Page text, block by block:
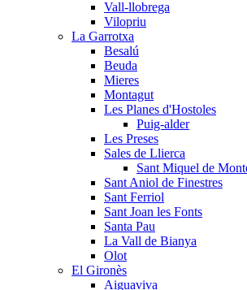
Vall-llobrega
Vilopriu
La Garrotxa
Besalú
Beuda
Mieres
Montagut
Les Planes d'Hostoles
Puig-alder
Les Preses
Sales de Llierca
Sant Miquel de
Sant Aniol de Finestres
Sant Ferriol
Sant Joan les Fonts
Santa Pau
La Vall de Bianya
Olot
El Gironès
Aiguaviva